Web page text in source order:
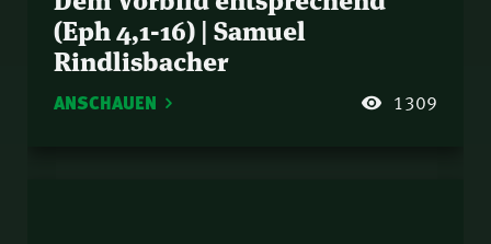
(Eph 4,1-16) | Samuel
Rindlisbacher
ANSCHAUEN 1309